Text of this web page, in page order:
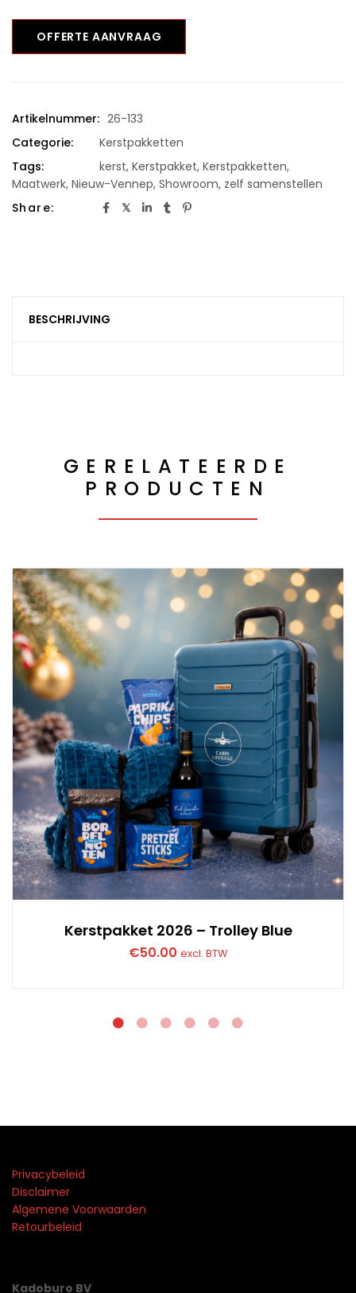
OFFERTE AANVRAAG
Artikelnummer: 26-133
Categorie:
Kerstpakketten
Tags:
kerst, Kerstpakket, Kerstpakketten,
Maatwerk, Nieuw-Vennep, Showroom, zelf samenstellen
Share:
BESCHRIJVING
GERELATEERDE
PRODUCTEN
Kerstpakket 2026 – Trolley Blue
€50.00 excl. BTW
Privacybeleid
Disclaimer
Algemene Voorwaarden
Retourbeleid
Kadoburo BV